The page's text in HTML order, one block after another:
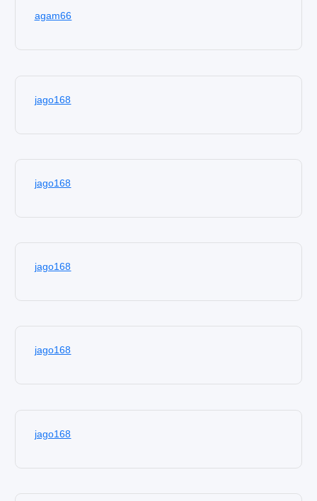
agam66
jago168
jago168
jago168
jago168
jago168